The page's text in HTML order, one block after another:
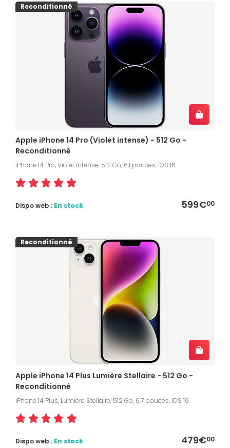
Reconditionné
Apple iPhone 14 Pro (Violet intense) - 512 Go -
Reconditionné
iPhone 14 Pro, Violet intense, 512 Go, 6,1 pouces, iOS 16
599€00
Dispo web : En stock
Reconditionné
Apple iPhone 14 Plus Lumière Stellaire - 512 Go -
Reconditionné
iPhone 14 Plus, Lumière Stellaire, 512 Go, 6,7 pouces, iOS 16
479€00
Dispo web : En stock